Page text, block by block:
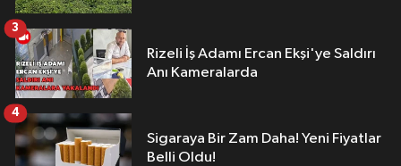
Rizeli İş Adamı Ercan Ekşi'ye Saldırı
Anı Kameralarda
3
Sigaraya Bir Zam Daha! Yeni Fiyatlar
Belli Oldu!
4